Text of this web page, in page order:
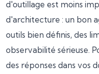
d'outillage est moins
d'architecture : un bon
outils bien définis, des
observabilité sérieuse.
des réponses dans vos